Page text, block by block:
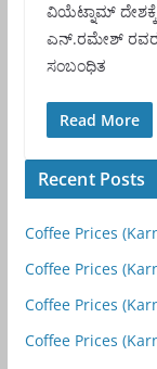
ವಿಯೆಟ್ನಾಮ್
ಎನ್.ರಮೇಶ್ ರವರು
ಸಂಬಂಧಿತ
Read More
Recent Posts
Coffee Prices
Coffee Prices
Coffee Prices
Coffee Prices